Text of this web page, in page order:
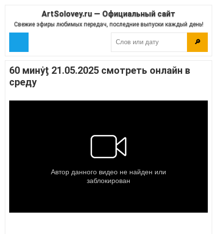
ArtSolovey.ru — Официальный сайт
Свежие эфиры любимых передач, последние выпуски каждый день!
🔎
60 минẏƫ 21.05.2025 смотреть онлайн в
среду